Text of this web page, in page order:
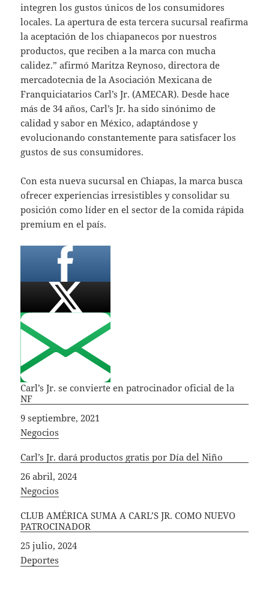
integren los gustos únicos de los consumidores
locales. La apertura de esta tercera sucursal reafirma
la aceptación de los chiapanecos por nuestros
productos, que reciben a la marca con mucha
calidez.” afirmó Maritza Reynoso, directora de
mercadotecnia de la Asociación Mexicana de
Franquiciatarios Carl’s Jr. (AMECAR). Desde hace
más de 34 años, Carl’s Jr. ha sido sinónimo de
calidad y sabor en México, adaptándose y
evolucionando constantemente para satisfacer los
gustos de sus consumidores.
Con esta nueva sucursal en Chiapas, la marca busca
ofrecer experiencias irresistibles y consolidar su
posición como líder en el sector de la comida rápida
premium en el país.
Carl’s Jr. se convierte en patrocinador oficial de la
NF
Fecha
9 septiembre, 2021
In relation to
Negocios
Carl’s Jr. dará productos gratis por Día del Niño
Fecha
26 abril, 2024
In relation to
Negocios
CLUB AMÉRICA SUMA A CARL’S JR. COMO NUEVO
PATROCINADOR
Fecha
25 julio, 2024
In relation to
Deportes